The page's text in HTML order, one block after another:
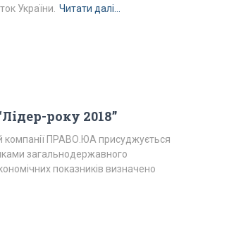
України. Читати далі…
року 2018”
компанії ПРАВО.ЮА присуджується
загальнодержавного
показників визначено